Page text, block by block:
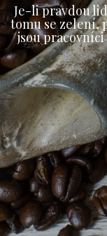
Je-li pravdou
tomu se zelení,
jsou pracovníci